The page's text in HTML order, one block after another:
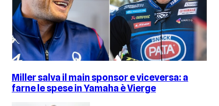
Miller salva il main sponsor e viceversa: a
farne le spese in Yamaha è Vierge